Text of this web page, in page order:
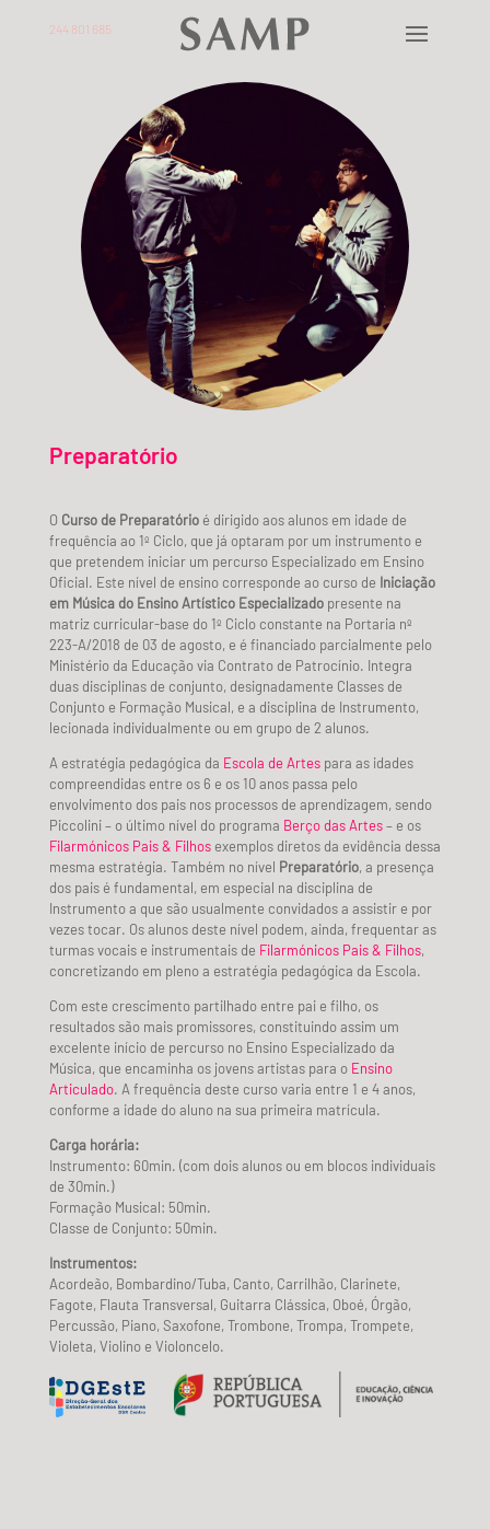
244 801 685
Preparatório
O Curso de Preparatórioé dirigido aos alunos em idade de
frequência ao 1º Ciclo, que já optaram por um instrumento e
que pretendem iniciar um percurso Especializado em Ensino
Oficial. Este nível de ensino corresponde ao curso de Iniciação
em Música do Ensino Artístico Especializadopresente na
matriz curricular-base do 1º Ciclo constante na Portaria nº
223-A/2018 de 03 de agosto, e é financiado parcialmente pelo
Ministério da Educação via Contrato de Patrocínio. Integra
duas disciplinas de conjunto, designadamente Classes de
Conjunto e Formação Musical, e a disciplina de Instrumento,
lecionada individualmente ou em grupo de 2 alunos.
A estratégia pedagógica da Escola de Artespara as idades
compreendidas entre os 6 e os 10 anos passa pelo
envolvimento dos pais nos processos de aprendizagem, sendo
Piccolini – o último nível do programa Berço das Artes– e os
Filarmónicos Pais & Filhosexemplos diretos da evidência dessa
mesma estratégia. Também no nível Preparatório, a presença
dos pais é fundamental, em especial na disciplina de
Instrumento a que são usualmente convidados a assistir e por
vezes tocar. Os alunos deste nível podem, ainda, frequentar as
turmas vocais e instrumentais de Filarmónicos Pais & Filhos,
concretizando em pleno a estratégia pedagógica da Escola.
Com este crescimento partilhado entre pai e filho, os
resultados são mais promissores, constituindo assim um
excelente início de percurso no Ensino Especializado da
Música, que encaminha os jovens artistas para o Ensino
Articulado. A frequência deste curso varia entre 1 e 4 anos,
conforme a idade do aluno na sua primeira matrícula.
Carga horária:
Instrumento: 60min. (com dois alunos ou em blocos individuais
de 30min.)
Formação Musical: 50min.
Classe de Conjunto: 50min.
Instrumentos:
Acordeão, Bombardino/Tuba, Canto, Carrilhão, Clarinete,
Fagote, Flauta Transversal, Guitarra Clássica, Oboé, Órgão,
Percussão, Piano, Saxofone, Trombone, Trompa, Trompete,
Violeta, Violino e Violoncelo.